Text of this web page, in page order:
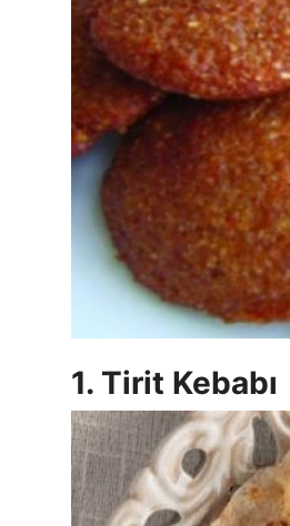
İçecek Kültürü & Rehberleri
Popüler Kültür & Mutfak Tarihi
Mutfak Temizliği & Pratik Bilgiler
Anne & Bebek Beslenmesi
Mutfak Sırları & Teknikler
Gıda Sözlüğü & Nedir?
Yemek Tarifleri & Menüler
1. Tirit Kebabı